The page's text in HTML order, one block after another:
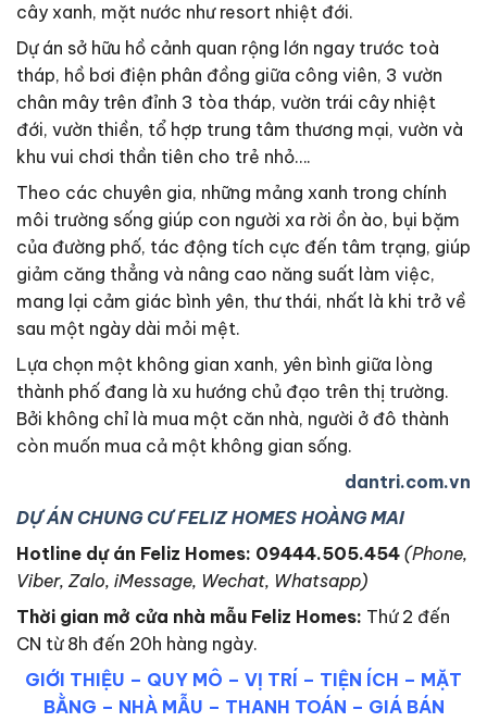
cây xanh, mặt nước như resort nhiệt đới.
Dự án sở hữu hồ cảnh quan rộng lớn ngay trước toà
tháp, hồ bơi điện phân đồng giữa công viên, 3 vườn
chân mây trên đỉnh 3 tòa tháp, vườn trái cây nhiệt
đới, vườn thiền, tổ hợp trung tâm thương mại, vườn và
khu vui chơi thần tiên cho trẻ nhỏ….
Theo các chuyên gia, những mảng xanh trong chính
môi trường sống giúp con người xa rời ồn ào, bụi bặm
của đường phố, tác động tích cực đến tâm trạng, giúp
giảm căng thẳng và nâng cao năng suất làm việc,
mang lại cảm giác bình yên, thư thái, nhất là khi trở về
sau một ngày dài mỏi mệt.
Lựa chọn một không gian xanh, yên bình giữa lòng
thành phố đang là xu hướng chủ đạo trên thị trường.
Bởi không chỉ là mua một căn nhà, người ở đô thành
còn muốn mua cả một không gian sống.
dantri.com.vn
DỰ ÁN CHUNG CƯ FELIZ HOMES HOÀNG MAI
Hotline dự án Feliz Homes: 09444.505.454 (Phone,
Viber, Zalo, iMessage, Wechat, Whatsapp)
Thời gian mở cửa nhà mẫu Feliz Homes: Thứ 2 đến
CN từ 8h đến 20h hàng ngày.
GIỚI THIỆU – QUY MÔ – VỊ TRÍ – TIỆN ÍCH – MẶT
BẰNG – NHÀ MẪU – THANH TOÁN – GIÁ BÁN